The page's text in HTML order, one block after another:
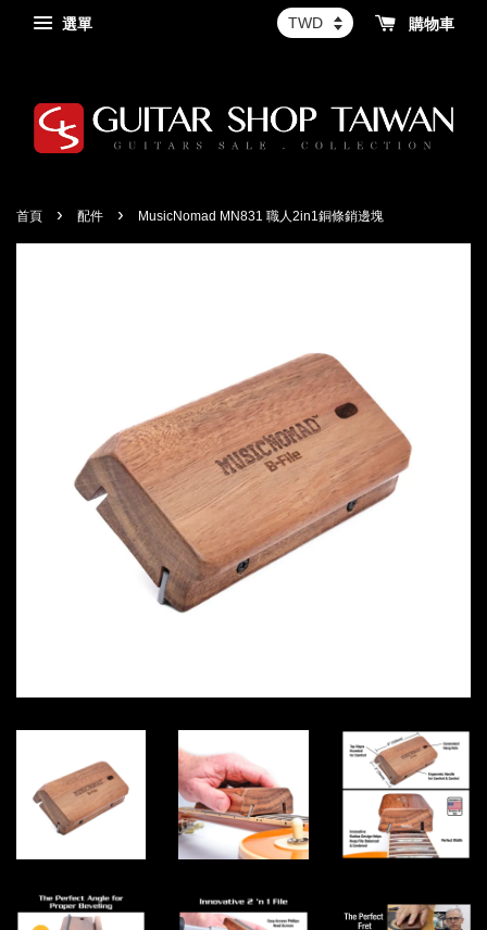
選單 購物車
首頁 › 配件 › MusicNomad MN831 職人2in1銅條銷邊塊